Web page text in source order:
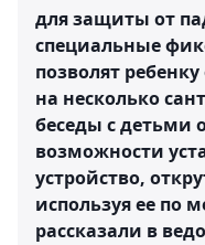
для защиты от
специальные
позволят
на несколько
беседы с детьми
возможности
устройство,
используя ее по
рассказали в